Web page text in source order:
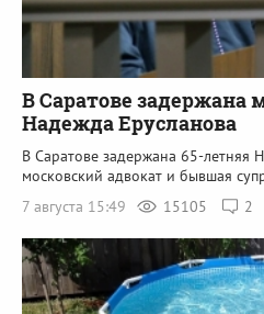
В Саратове задержана
Надежда Ерусланова
В Саратове задержана 65-летняя
московский адвокат и бывшая
7 августа 15:49
15105 2